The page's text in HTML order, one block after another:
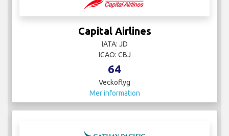
Capital Airlines
IATA: JD
ICAO: CBJ
64
Veckoflyg
Mer information